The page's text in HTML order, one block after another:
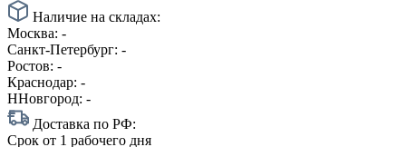
Наличие на складах:
Москва: -
Санкт-Петербург: -
Ростов: -
Краснодар: -
ННовгород: -
Доставка по РФ:
Срок от 1 рабочего дня